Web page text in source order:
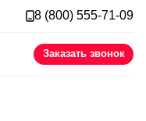
8 (800) 555-71-09
Заказать звонок